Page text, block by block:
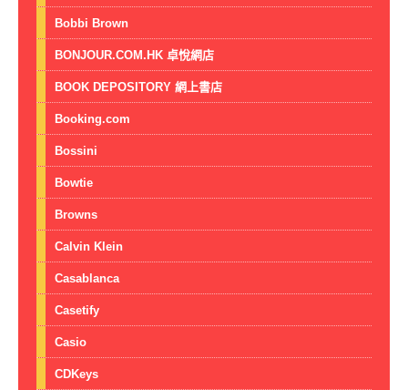
Bobbi Brown
BONJOUR.COM.HK 卓悅網店
BOOK DEPOSITORY 網上書店
Booking.com
Bossini
Bowtie
Browns
Calvin Klein
Casablanca
Casetify
Casio
CDKeys